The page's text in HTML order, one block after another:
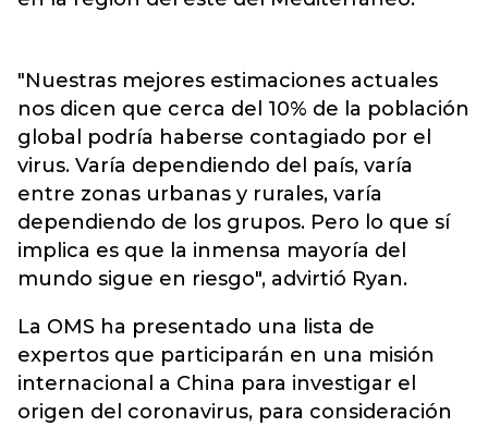
"Nuestras mejores estimaciones actuales
nos dicen que cerca del 10% de la población
global podría haberse contagiado por el
virus. Varía dependiendo del país, varía
entre zonas urbanas y rurales, varía
dependiendo de los grupos. Pero lo que sí
implica es que la inmensa mayoría del
mundo sigue en riesgo", advirtió Ryan.
La OMS ha presentado una lista de
expertos que participarán en una misión
internacional a China para investigar el
origen del coronavirus, para consideración